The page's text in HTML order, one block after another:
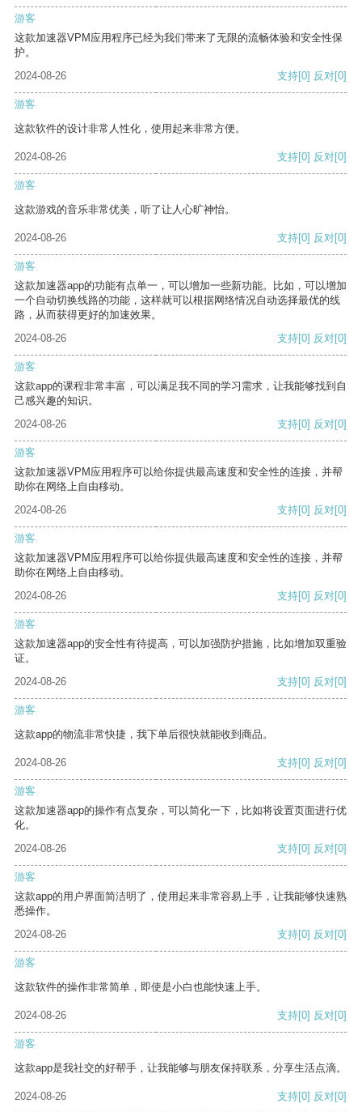
游客
这款加速器VPM应用程序已经为我们带来了无限的流畅体验和安全性保
护。
2024-08-26
支持[0] 反对[0]
游客
这款软件的设计非常人性化，使用起来非常方便。
2024-08-26 支持[0] 反对[0]
游客
这款游戏的音乐非常优美，听了让人心旷神怡。
2024-08-26 支持[0] 反对[0]
游客
这款加速器app的功能有点单一，可以增加一些新功能。比如，可以增加
一个自动切换线路的功能，这样就可以根据网络情况自动选择最优的线
路，从而获得更好的加速效果。
2024-08-26
支持[0] 反对[0]
游客
这款app的课程非常丰富，可以满足我不同的学习需求，让我能够找到自
己感兴趣的知识。
2024-08-26
支持[0] 反对[0]
游客
这款加速器VPM应用程序可以给你提供最高速度和安全性的连接，并帮
助你在网络上自由移动。
2024-08-26
支持[0] 反对[0]
游客
这款加速器VPM应用程序可以给你提供最高速度和安全性的连接，并帮
助你在网络上自由移动。
2024-08-26
支持[0] 反对[0]
游客
这款加速器app的安全性有待提高，可以加强防护措施，比如增加双重验
证。
2024-08-26
支持[0] 反对[0]
游客
这款app的物流非常快捷，我下单后很快就能收到商品。
2024-08-26 支持[0] 反对[0]
游客
这款加速器app的操作有点复杂，可以简化一下，比如将设置页面进行优
化。
2024-08-26
支持[0] 反对[0]
游客
这款app的用户界面简洁明了，使用起来非常容易上手，让我能够快速熟
悉操作。
2024-08-26
支持[0] 反对[0]
游客
这款软件的操作非常简单，即使是小白也能快速上手。
2024-08-26 支持[0] 反对[0]
游客
这款app是我社交的好帮手，让我能够与朋友保持联系，分享生活点滴。
2024-08-26 支持[0] 反对[0]